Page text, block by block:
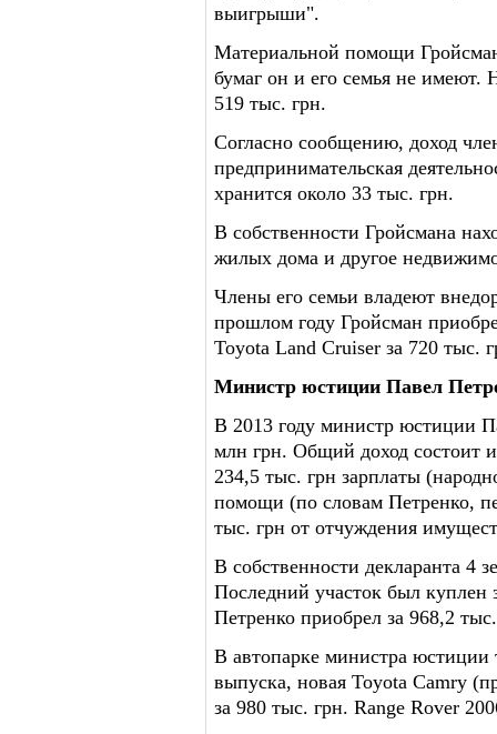
выигрыши".
Материальной помощи
бумаг он и его семья не имеют.
519 тыс. грн.
Согласно сообщению, доход
предпринимательская
хранится около 33 тыс. грн.
В собственности Гройсмана
жилых дома и другое
Члены его семьи владеют
прошлом году Гройсман
Toyota Land Cruiser за 720 тыс.
Министр юстиции Павел
В 2013 году министр юстиции
млн грн. Общий доход состоит
234,5 тыс. грн зарплаты
помощи (по словам Петренко,
тыс. грн от отчуждения
В собственности декларанта 4
Последний участок был
Петренко приобрел за 968,2
В автопарке министра юстиции
выпуска, новая Toyota Camry
за 980 тыс. грн. Range Rover